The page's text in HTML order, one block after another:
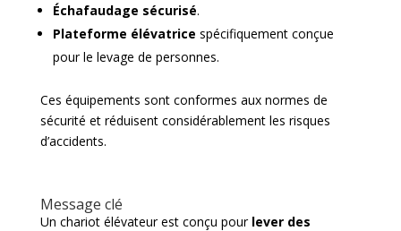
Échafaudage sécurisé.
Plateforme élévatrice spécifiquement conçue
pour le levage de personnes.
Ces équipements sont conformes aux normes de
sécurité et réduisent considérablement les risques
d’accidents.
Message clé
Un chariot élévateur est conçu pour lever des